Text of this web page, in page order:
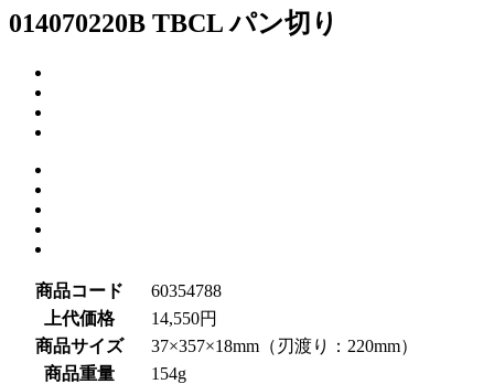
014070220B TBCL パン切り
商品コード
60354788
上代価格
14,550円
商品サイズ
37×357×18mm（刃渡り：220mm）
商品重量
154g